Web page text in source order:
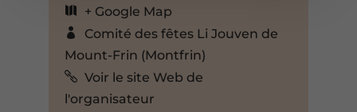
+ Google Map
Comité des fêtes Li Jouven de
Mount-Frin (Montfrin)
Voir le site Web de
l'organisateur